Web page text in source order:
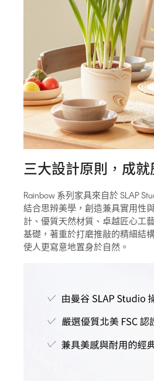
三大設計原則，成
Rainbow 系列家具來自於 SLAP
結合思辨美學，創造兼具實用性
計、優質天然材質、卓越匠心工
基礎，著重於打磨推敲的精細結
使人更寫意地置身於自然。